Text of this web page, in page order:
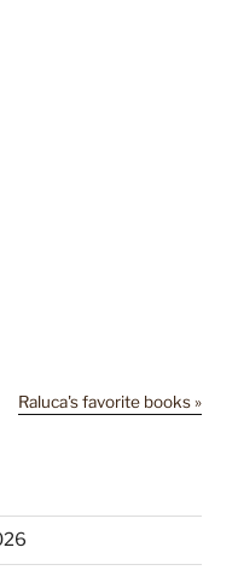
Raluca's favorite books »